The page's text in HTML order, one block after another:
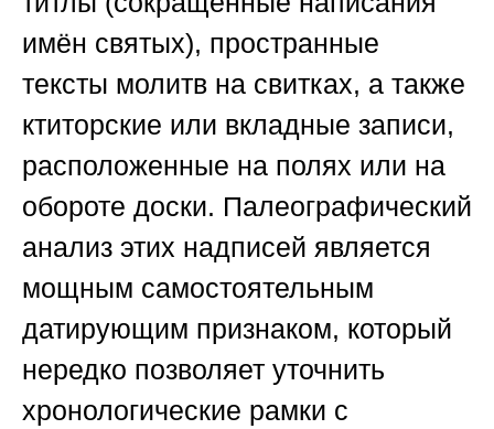
имён святых), пространные
тексты молитв на свитках, а также
ктиторские или вкладные записи,
расположенные на полях или на
обороте доски. Палеографический
анализ этих надписей является
мощным самостоятельным
датирующим признаком, который
нередко позволяет уточнить
хронологические рамки с